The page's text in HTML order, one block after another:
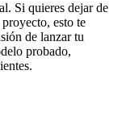
Si quieres dejar de
esto te
de lanzar tu
probado,